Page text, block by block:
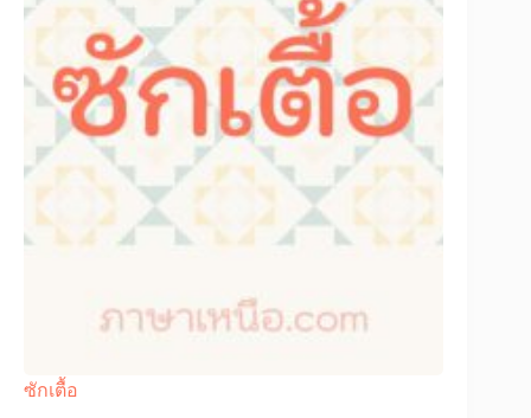
ซักเตื้อ